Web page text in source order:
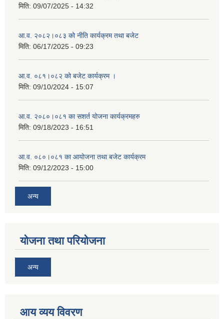
मिति: 09/07/2025 - 14:32
आ.व. २०८२।०८३ को नीति कार्यक्रम तथा बजेट
मिति: 06/17/2025 - 09:23
आ.व. ०८१।०८२ को बजेट कार्यक्रम ।
मिति: 09/10/2024 - 15:07
आ.व. २०८०।०८१ का सशर्त योजना कार्यक्रमहरु
मिति: 09/18/2023 - 16:51
आ.व. ०८०।०८१ का आयोजना तथा बजेट कार्यक्रम
मिति: 09/12/2023 - 15:00
अन्य
योजना तथा परियोजना
अन्य
आय व्यय विवरण